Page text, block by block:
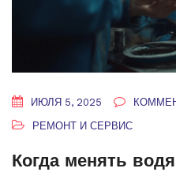
ИЮЛЯ 5, 2025
РЕМОНТ И СЕРВИС
Когда менять